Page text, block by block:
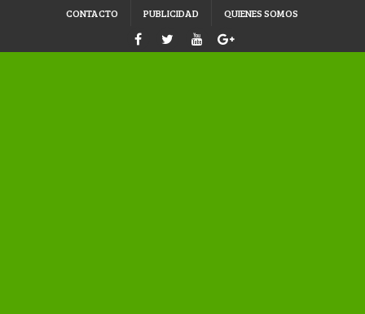
CONTACTO PUBLICIDAD QUIENES SOMOS